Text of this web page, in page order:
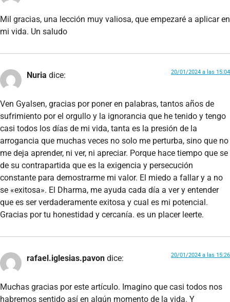
Mil gracias, una lección muy valiosa, que empezaré a aplicar en
mi vida. Un saludo
Nuria dice: 20/01/2024 a las 15:04
Ven Gyalsen, gracias por poner en palabras, tantos años de
sufrimiento por el orgullo y la ignorancia que he tenido y tengo
casi todos los días de mi vida, tanta es la presión de la
arrogancia que muchas veces no solo me perturba, sino que no
me deja aprender, ni ver, ni apreciar. Porque hace tiempo que se
de su contrapartida que es la exigencia y persecución
constante para demostrarme mi valor. El miedo a fallar y a no
se «exitosa». El Dharma, me ayuda cada día a ver y entender
que es ser verdaderamente exitosa y cual es mi potencial.
Gracias por tu honestidad y cercanía. es un placer leerte.
rafael.iglesias.pavon dice: 20/01/2024 a las 15:26
Muchas gracias por este artículo. Imagino que casi todos nos
habremos sentido así en algún momento de la vida. Y